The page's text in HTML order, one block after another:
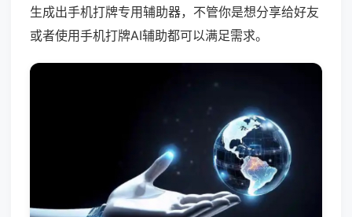
生成出手机打牌专用辅助器，不管你是想分享给好友
或者使用手机打牌AI辅助都可以满足需求。